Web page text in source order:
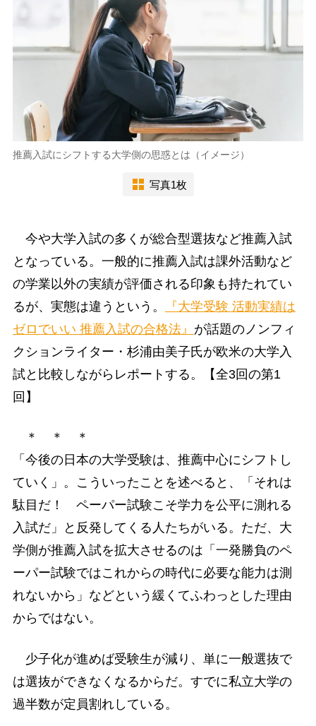
推薦入試にシフトする大学側の思惑とは（イメージ）
写真1枚
今や大学入試の多くが総合型選抜など推薦入試
となっている。一般的に推薦入試は課外活動など
の学業以外の実績が評価される印象も持たれてい
るが、実態は違うという。
『大学受験 活動実績は
ゼロでいい 推薦入試の合格法』 が話題のノンフィ
クションライター・杉浦由美子氏が欧米の大学入
試と比較しながらレポートする。【全3回の第1
回】
＊ ＊ ＊
「今後の日本の大学受験は、推薦中心にシフトし
ていく」。こういったことを述べると、「それは
駄目だ！ ペーパー試験こそ学力を公平に測れる
入試だ」と反発してくる人たちがいる。ただ、大
学側が推薦入試を拡大させるのは「一発勝負のペ
ーパー試験ではこれからの時代に必要な能力は測
れないから」などという緩くてふわっとした理由
からではない。
少子化が進めば受験生が減り、単に一般選抜で
は選抜ができなくなるからだ。すでに私立大学の
過半数が定員割れしている。